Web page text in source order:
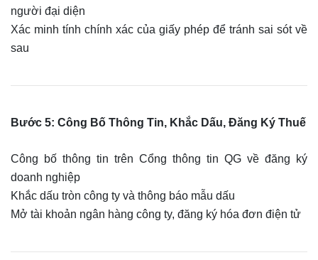
người đại diện
Xác minh tính chính xác của giấy phép để tránh sai sót về
sau
Bước 5: Công Bố Thông Tin, Khắc Dấu, Đăng Ký Thuế
Công bố thông tin trên Cổng thông tin QG về đăng ký
doanh nghiệp
Khắc dấu tròn công ty và thông báo mẫu dấu
Mở tài khoản ngân hàng công ty, đăng ký hóa đơn điện tử